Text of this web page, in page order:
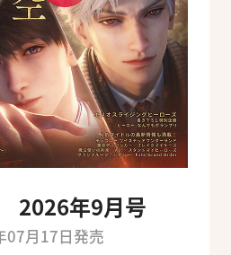
2026年9月号
07月17日発売